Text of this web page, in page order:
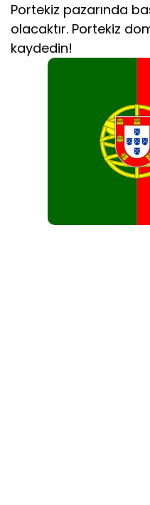
Portekiz pazarında
olacaktır. Portekiz
kaydedin!